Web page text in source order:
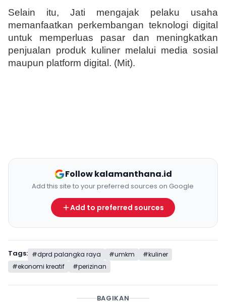
Selain itu, Jati mengajak pelaku usaha
memanfaatkan perkembangan teknologi digital
untuk memperluas pasar dan meningkatkan
penjualan produk kuliner melalui media sosial
maupun platform digital. (Mit).
Follow kalamanthana.id
Add this site to your preferred sources on Google
Add to preferred sources
Tags: #dprd palangka raya #umkm
#kuliner
#ekonomi kreatif
#perizinan
BAGIKAN